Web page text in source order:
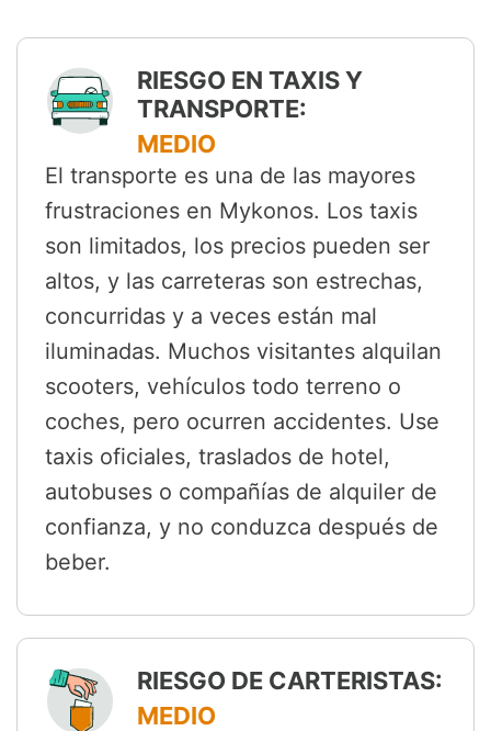
RIESGO EN TAXIS Y
TRANSPORTE:
MEDIO
El transporte es una de las mayores
frustraciones en Mykonos. Los taxis
son limitados, los precios pueden ser
altos, y las carreteras son estrechas,
concurridas y a veces están mal
iluminadas. Muchos visitantes alquilan
scooters, vehículos todo terreno o
coches, pero ocurren accidentes. Use
taxis oficiales, traslados de hotel,
autobuses o compañías de alquiler de
confianza, y no conduzca después de
beber.
RIESGO DE CARTERISTAS:
MEDIO